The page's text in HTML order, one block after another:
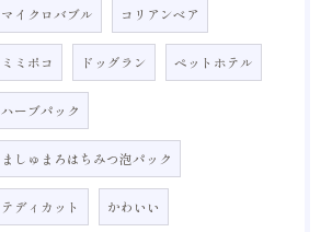
マイクロバブル コリアンベア
ミミポコ ドッグラン ペットホテル
ハーブパック
ましゅまろはちみつ泡パック
テディカット かわいい